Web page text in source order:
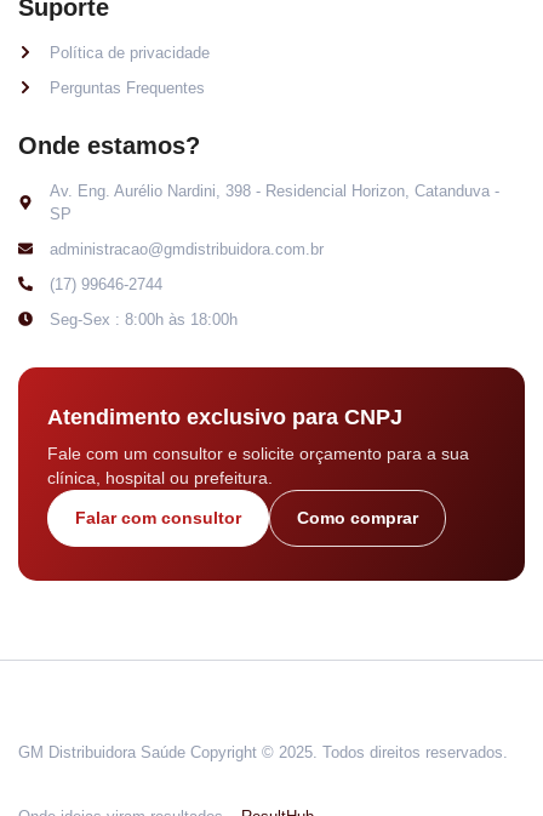
Suporte
Política de privacidade
Perguntas Frequentes
Onde estamos?
Av. Eng. Aurélio Nardini, 398 - Residencial Horizon, Catanduva -
SP
administracao@gmdistribuidora.com.br
(17) 99646-2744
Seg-Sex : 8:00h às 18:00h
Atendimento exclusivo para CNPJ
Fale com um consultor e solicite orçamento para a sua
clínica, hospital ou prefeitura.
Falar com consultor Como comprar
GM Distribuidora Saúde Copyright © 2025. Todos direitos reservados.